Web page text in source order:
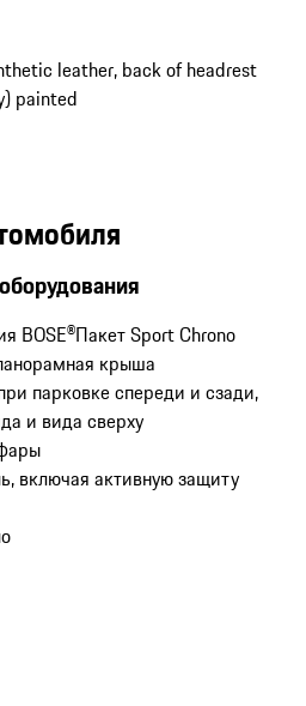
leather, back of headrest
painted
BOSE®Пакет Sport Chrono
крыша
парковке спереди и сзади,
и вида сверху
включая активную защиту